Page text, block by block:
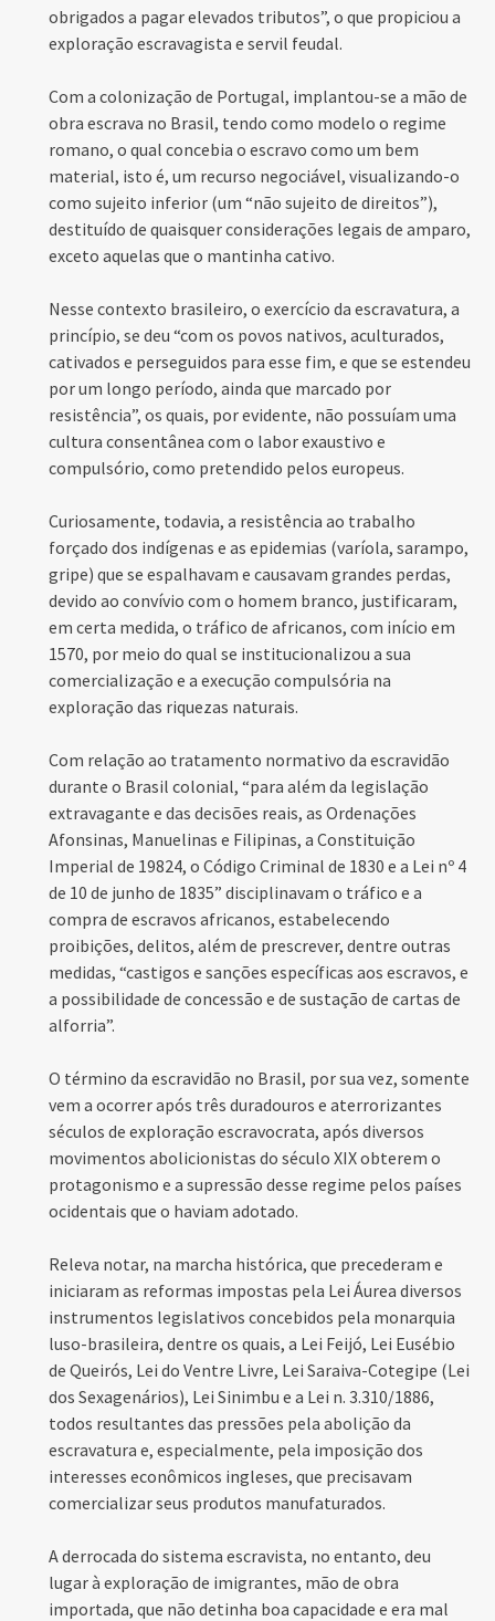
obrigados a pagar elevados tributos”, o que propiciou a
exploração escravagista e servil feudal.
Com a colonização de Portugal, implantou-se a mão de
obra escrava no Brasil, tendo como modelo o regime
romano, o qual concebia o escravo como um bem
material, isto é, um recurso negociável, visualizando-o
como sujeito inferior (um “não sujeito de direitos”),
destituído de quaisquer considerações legais de amparo,
exceto aquelas que o mantinha cativo.
Nesse contexto brasileiro, o exercício da escravatura, a
princípio, se deu “com os povos nativos, aculturados,
cativados e perseguidos para esse fim, e que se estendeu
por um longo período, ainda que marcado por
resistência”, os quais, por evidente, não possuíam uma
cultura consentânea com o labor exaustivo e
compulsório, como pretendido pelos europeus.
Curiosamente, todavia, a resistência ao trabalho
forçado dos indígenas e as epidemias (varíola, sarampo,
gripe) que se espalhavam e causavam grandes perdas,
devido ao convívio com o homem branco, justificaram,
em certa medida, o tráfico de africanos, com início em
1570, por meio do qual se institucionalizou a sua
comercialização e a execução compulsória na
exploração das riquezas naturais.
Com relação ao tratamento normativo da escravidão
durante o Brasil colonial, “para além da legislação
extravagante e das decisões reais, as Ordenações
Afonsinas, Manuelinas e Filipinas, a Constituição
Imperial de 19824, o Código Criminal de 1830 e a Lei nº 4
de 10 de junho de 1835” disciplinavam o tráfico e a
compra de escravos africanos, estabelecendo
proibições, delitos, além de prescrever, dentre outras
medidas, “castigos e sanções específicas aos escravos, e
a possibilidade de concessão e de sustação de cartas de
alforria”.
O término da escravidão no Brasil, por sua vez, somente
vem a ocorrer após três duradouros e aterrorizantes
séculos de exploração escravocrata, após diversos
movimentos abolicionistas do século XIX obterem o
protagonismo e a supressão desse regime pelos países
ocidentais que o haviam adotado.
Releva notar, na marcha histórica, que precederam e
iniciaram as reformas impostas pela Lei Áurea diversos
instrumentos legislativos concebidos pela monarquia
luso-brasileira, dentre os quais, a Lei Feijó, Lei Eusébio
de Queirós, Lei do Ventre Livre, Lei Saraiva-Cotegipe (Lei
dos Sexagenários), Lei Sinimbu e a Lei n. 3.310/1886,
todos resultantes das pressões pela abolição da
escravatura e, especialmente, pela imposição dos
interesses econômicos ingleses, que precisavam
comercializar seus produtos manufaturados.
A derrocada do sistema escravista, no entanto, deu
lugar à exploração de imigrantes, mão de obra
importada, que não detinha boa capacidade e era mal